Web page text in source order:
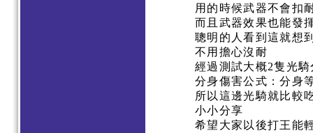
用的時候武器不會扣
而且武器效果也能發
聰明的人看到這就想
不用擔心沒耐
經過測試大概2隻光
分身傷害公式：分身
所以這邊光騎就比較
小小分享
希望大家以後打王能